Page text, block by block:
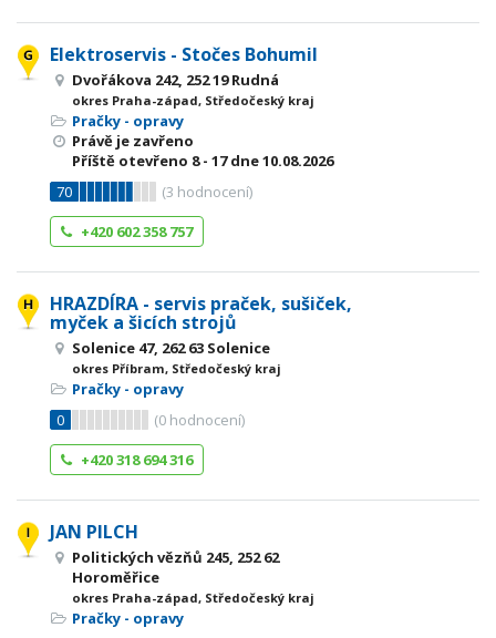
Elektroservis - Stočes Bohumil
Dvořákova 242, 252 19 Rudná
okres Praha-západ, Středočeský kraj
Pračky - opravy
Právě je zavřeno
Příště otevřeno 8 - 17dne 10.08.2026
70
(3 hodnocení)
+420 602 358 757
HRAZDÍRA - servis praček, sušiček,
myček a šicích strojů
Solenice 47, 262 63 Solenice
okres Příbram, Středočeský kraj
Pračky - opravy
0
(0 hodnocení)
+420 318 694 316
JAN PILCH
Politických vězňů 245, 252 62
Horoměřice
okres Praha-západ, Středočeský kraj
Pračky - opravy